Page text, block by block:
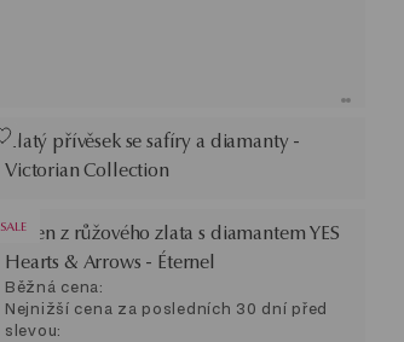
Zlatý přívěsek se safíry a diamanty -
Victorian Collection
SALE
Prsten z růžového zlata s diamantem YES
Hearts & Arrows - Éternel
Běžná cena:
Nejnižší cena za posledních 30 dní před
slevou: